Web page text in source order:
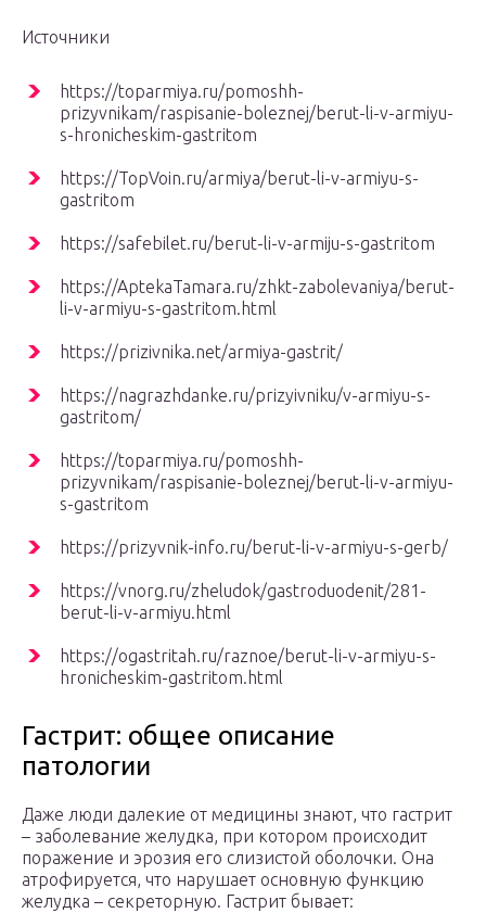
Источники
https://toparmiya.ru/pomoshh-
prizyvnikam/raspisanie-boleznej/berut-li-v-armiyu-
s-hronicheskim-gastritom
https://TopVoin.ru/armiya/berut-li-v-armiyu-s-
gastritom
https://safebilet.ru/berut-li-v-armiju-s-gastritom
https://AptekaTamara.ru/zhkt-zabolevaniya/berut-
li-v-armiyu-s-gastritom.html
https://prizivnika.net/armiya-gastrit/
https://nagrazhdanke.ru/prizyivniku/v-armiyu-s-
gastritom/
https://toparmiya.ru/pomoshh-
prizyvnikam/raspisanie-boleznej/berut-li-v-armiyu-
s-gastritom
https://prizyvnik-info.ru/berut-li-v-armiyu-s-gerb/
https://vnorg.ru/zheludok/gastroduodenit/281-
berut-li-v-armiyu.html
https://ogastritah.ru/raznoe/berut-li-v-armiyu-s-
hronicheskim-gastritom.html
Гастрит: общее описание
патологии
Даже люди далекие от медицины знают, что гастрит
– заболевание желудка, при котором происходит
поражение и эрозия его слизистой оболочки. Она
атрофируется, что нарушает основную функцию
желудка – секреторную. Гастрит бывает: